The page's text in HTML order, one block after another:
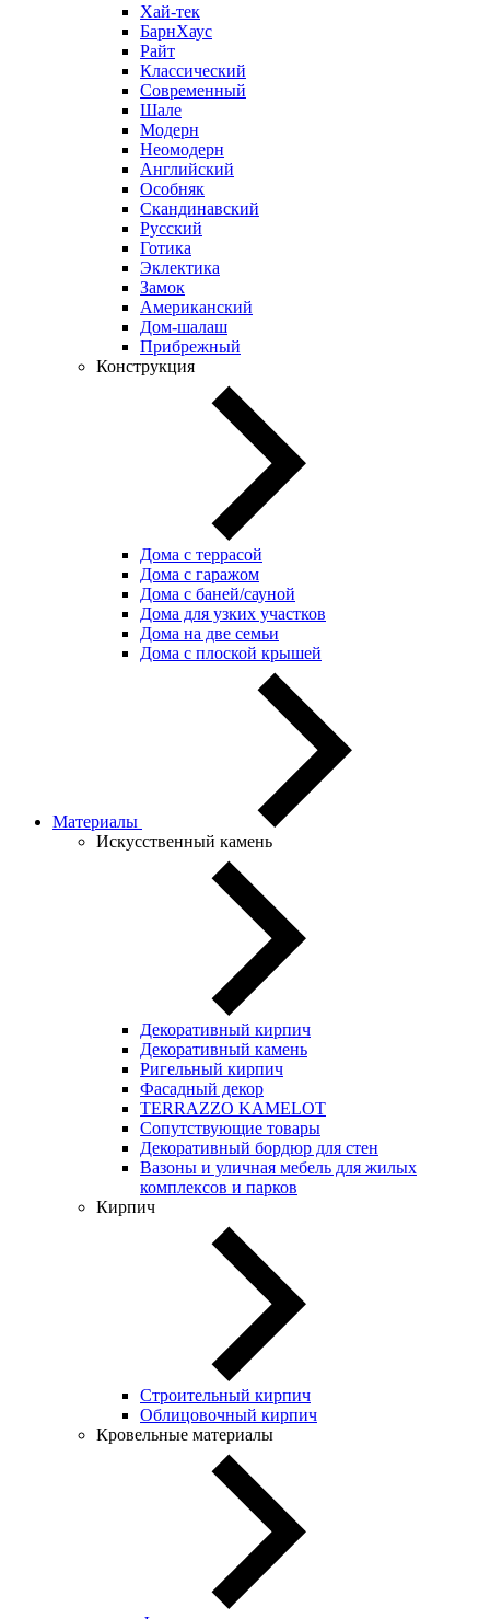
Хай-тек
БарнХаус
Райт
Классический
Современный
Шале
Модерн
Неомодерн
Английский
Особняк
Скандинавский
Русский
Готика
Эклектика
Замок
Американский
Дом-шалаш
Прибрежный
Конструкция
Дома с террасой
Дома с гаражом
Дома с баней/сауной
Дома для узких участков
Дома на две семьи
Дома с плоской крышей
Материалы
Искусственный камень
Декоративный кирпич
Декоративный камень
Ригельный кирпич
Фасадный декор
TERRAZZO KAMELOT
Сопутствующие товары
Декоративный бордюр для стен
Вазоны и уличная мебель для жилых
комплексов и парков
Кирпич
Строительный кирпич
Облицовочный кирпич
Кровельные материалы